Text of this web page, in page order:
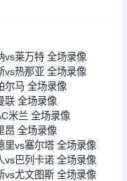
vs莱万特 全场录像
vs热那亚 全场录像
尔马 全场录像
联 全场录像
米兰 全场录像
昂 全场录像
里vs塞尔塔 全场录像
vs巴列卡诺 全场录像
vs尤文图斯 全场录像